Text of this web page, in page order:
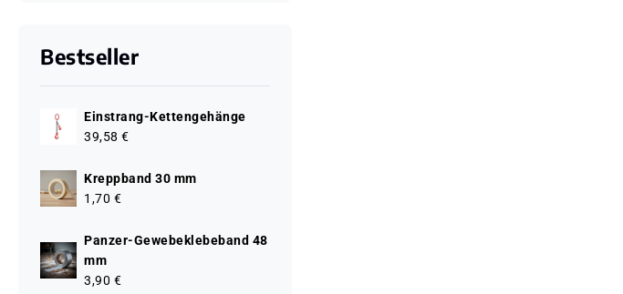
Bestseller
Einstrang-Kettengehänge
39,58 €
Kreppband 30 mm
1,70 €
Panzer-Gewebeklebeband 48
mm
3,90 €